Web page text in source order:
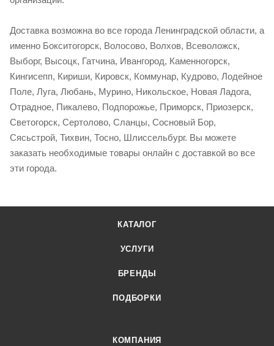
Доставка возможна во все города Ленинградской области, а
именно Бокситогорск, Волосово, Волхов, Всеволожск,
Выборг, Высоцк, Гатчина, Ивангород, Каменногорск,
Кингисепп, Кириши, Кировск, Коммунар, Кудрово, Лодейное
Поле, Луга, Любань, Мурино, Никольское, Новая Ладога,
Отрадное, Пикалево, Подпорожье, Приморск, Приозерск,
Светогорск, Сертолово, Сланцы, Сосновый Бор,
Сясьстрой, Тихвин, Тосно, Шлиссельбург. Вы можете
заказать необходимые товары онлайн с доставкой во все
эти города.
КАТАЛОГ
УСЛУГИ
БРЕНДЫ
ПОДБОРКИ
КОМПАНИЯ